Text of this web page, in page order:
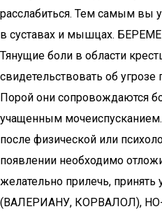
расслабиться. Тем самым вы
в суставах и мышцах.
Тянущие боли в области
свидетельствовать об
Порой они сопровождаются
учащенным
после физической или
появлении необходимо
желательно прилечь,
(ВАЛЕРИАНУ, КОРВАЛОЛ),